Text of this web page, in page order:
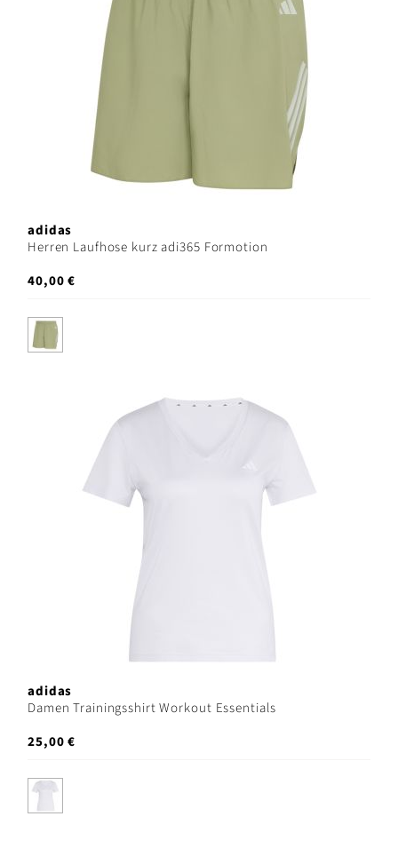
adidas
Herren Laufhose kurz adi365 Formotion
40,00 €
adidas
Damen Trainingsshirt Workout Essentials
25,00 €